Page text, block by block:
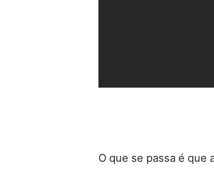
O que se passa é